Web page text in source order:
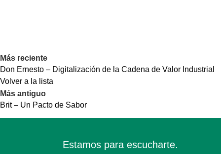
Más reciente
Don Ernesto – Digitalización de la Cadena de Valor Industrial
Volver a la lista
Más antiguo
Brit – Un Pacto de Sabor
Estamos para escucharte.